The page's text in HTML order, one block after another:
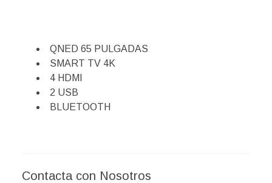
QNED 65 PULGADAS
SMART TV 4K
4 HDMI
2 USB
BLUETOOTH
Contacta con Nosotros